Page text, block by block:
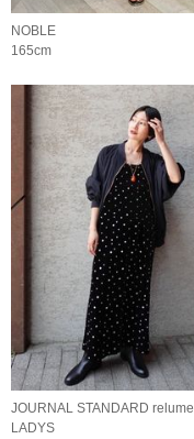
NOBLE
165cm
JOURNAL STANDARD relume
LADYS